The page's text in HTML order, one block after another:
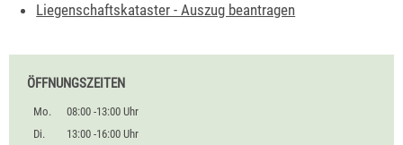
Liegenschaftskataster - Auszug beantragen
ÖFFNUNGSZEITEN
Mo.
08:00 -13:00 Uhr
Di.
13:00 -16:00 Uhr